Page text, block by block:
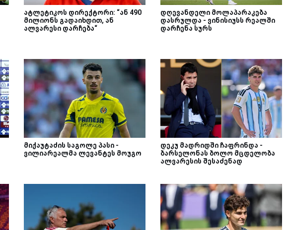
ატლეტიკოს დირექტორი: “ან 490
მილიონს გადაიხდით, ან
ალვარესი დარჩება“
დღევანდელი მოლაპარაკება
დასრულდა - ვინისიუსს რეალში
დარჩენა სურს
მიქაუტაძის საგოლე პასი -
ვილიარეალმა ლევანტეს მოუგო
დეკუ მადრიდში ჩაფრინდა -
ბარსელონას ბოლო მცდელობა
ალვარესის შესაძენად